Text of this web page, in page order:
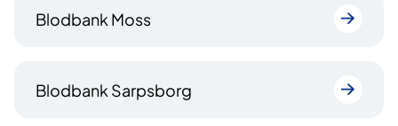
Blodbank Moss
Blodbank Sarpsborg